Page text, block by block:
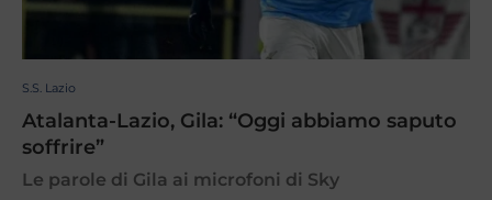
S.S. Lazio
Atalanta-Lazio, Gila: “Oggi abbiamo saputo
soffrire”
Le parole di Gila ai microfoni di Sky